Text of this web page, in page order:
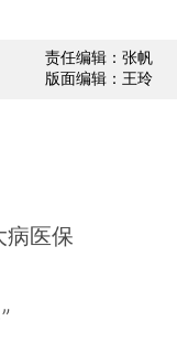
责任编辑：张帆
版面编辑：王玲
病医保